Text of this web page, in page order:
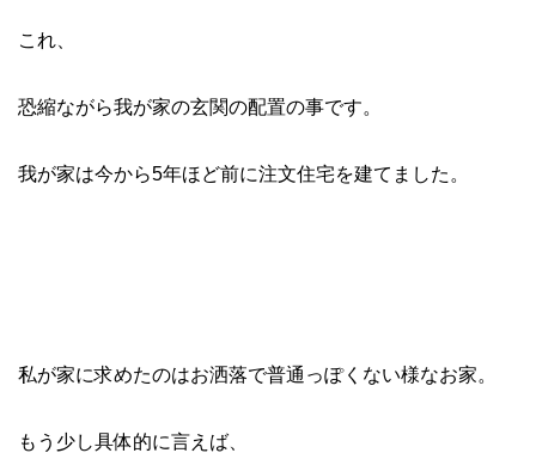
これ、
恐縮ながら我が家の玄関の配置の事です。
我が家は今から5年ほど前に注文住宅を建てました。
私が家に求めたのはお洒落で普通っぽくない様なお家。
もう少し具体的に言えば、